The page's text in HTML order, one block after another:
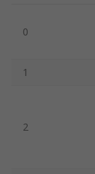
0
1
2